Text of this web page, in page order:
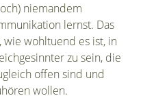
niemandem
lernst. Das
wie wohltuend es ist, in
zu sein, die
offen sind und
wollen.